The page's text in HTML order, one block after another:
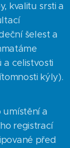
kvalitu srsti a
šelest a
celistvosti
kýly).
umístění a
registrací
před